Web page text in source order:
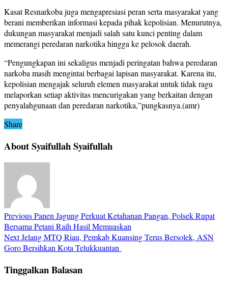
Kasat Resnarkoba juga mengapresiasi peran serta masyarakat yang
berani memberikan informasi kepada pihak kepolisian. Menurutnya,
dukungan masyarakat menjadi salah satu kunci penting dalam
memerangi peredaran narkotika hingga ke pelosok daerah.
“Pengungkapan ini sekaligus menjadi peringatan bahwa peredaran
narkoba masih mengintai berbagai lapisan masyarakat. Karena itu,
kepolisian mengajak seluruh elemen masyarakat untuk tidak ragu
melaporkan setiap aktivitas mencurigakan yang berkaitan dengan
penyalahgunaan dan peredaran narkotika,”pungkasnya.(amr)
Share
About Syaifullah Syaifullah
PreviousPanen Jagung Perkuat Ketahanan Pangan, Polsek Rupat
Bersama Petani Raih Hasil Memuaskan
NextJelang MTQ Riau, Pemkab Kuansing Terus Bersolek, ASN
Goro Bersihkan Kota Telukkuantan
Tinggalkan Balasan